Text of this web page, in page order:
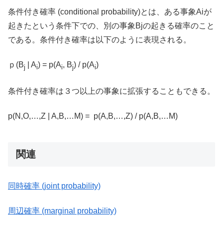
条件付き確率 (conditional probability)とは、ある事象Aiが
起きたという条件下での、別の事象Bjの起きる確率のこと
である。条件付き確率は以下のように表現される。
ｐ(Bj | Ai) = p(Ai, Bj) / p(Ai)
条件付き確率は３つ以上の事象に拡張することもできる。
p(N,O,…,Z | A,B,…M) = p(A,B,…,Z) / p(A,B,…M)
関連
同時確率 (joint probability)
周辺確率 (marginal probability)